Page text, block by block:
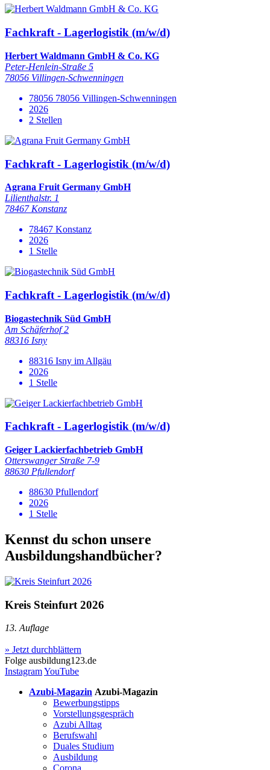
Fachkraft - Lagerlogistik (m/w/d)
Herbert Waldmann GmbH & Co. KG
Peter-Henlein-Straße 5
78056 Villingen-Schwenningen
78056 78056 Villingen-Schwenningen
2026
2 Stellen
Fachkraft - Lagerlogistik (m/w/d)
Agrana Fruit Germany GmbH
Lilienthalstr. 1
78467 Konstanz
78467 Konstanz
2026
1 Stelle
Fachkraft - Lagerlogistik (m/w/d)
Biogastechnik Süd GmbH
Am Schäferhof 2
88316 Isny
88316 Isny im Allgäu
2026
1 Stelle
Fachkraft - Lagerlogistik (m/w/d)
Geiger Lackierfachbetrieb GmbH
Otterswanger Straße 7-9
88630 Pfullendorf
88630 Pfullendorf
2026
1 Stelle
Kennst du schon unsere
Ausbildungshandbücher?
Kreis Steinfurt 2026
13. Auflage
» Jetzt durchblättern
Folge ausbildung123.de
InstagramYouTube
Azubi-Magazin Azubi-Magazin
Bewerbungstipps
Vorstellungsgespräch
Azubi Alltag
Berufswahl
Duales Studium
Ausbildung